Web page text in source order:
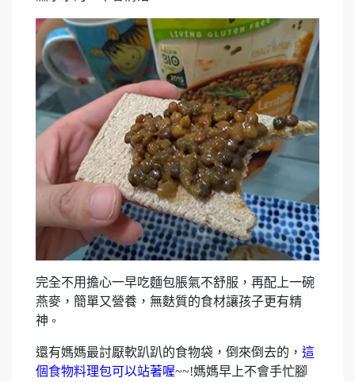
完全不用擔心一早吃麵包脹氣不舒服，再配上一碗
燕麥，簡單又營養，無麩質的食材讓孩子更有精
神 。
還有媽媽最討厭軟趴趴的食物袋，倒來倒去的， 這
個食物料理包可以站著喔~~!媽媽早上不會手忙腳